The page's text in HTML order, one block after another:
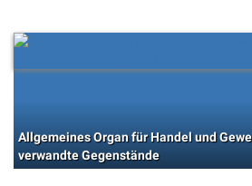
Allgemeines Organ für Handel und
verwandte Gegenstände